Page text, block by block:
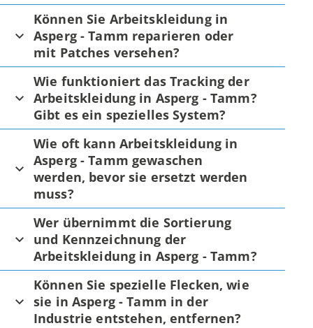
Können Sie Arbeitskleidung in
Asperg - Tamm reparieren oder
mit Patches versehen?
Wie funktioniert das Tracking der
Arbeitskleidung in Asperg - Tamm?
Gibt es ein spezielles System?
Wie oft kann Arbeitskleidung in
Asperg - Tamm gewaschen
werden, bevor sie ersetzt werden
muss?
Wer übernimmt die Sortierung
und Kennzeichnung der
Arbeitskleidung in Asperg - Tamm?
Können Sie spezielle Flecken, wie
sie in Asperg - Tamm in der
Industrie entstehen, entfernen?